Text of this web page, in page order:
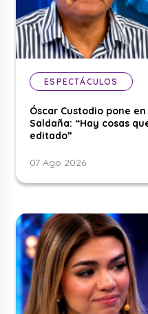
ESPECTÁCULOS
Óscar Custodio pone
Saldaña: “Hay cosas
editado”
07 Ago 2026